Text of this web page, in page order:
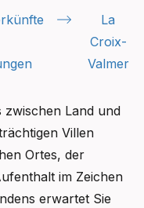
La
Croix-
Valmer
zwischen Land und
Villen
Ortes, der
im Zeichen
erwartet Sie